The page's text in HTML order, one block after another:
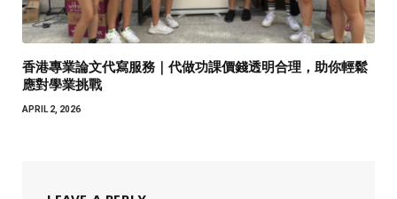
香港專業論文代寫服務｜代做功課價錢透明合理，助你輕鬆
應對學業挑戰
APRIL 2, 2026